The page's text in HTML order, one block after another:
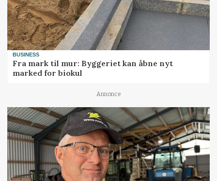
BUSINESS
Fra mark til mur: Byggeriet kan åbne nyt
marked for biokul
Annonce